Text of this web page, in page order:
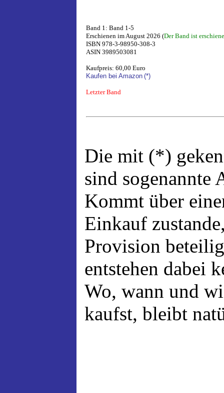
Band 1: Band 1-5
Erschienen im August 2026 (Der Band ist
ISBN 978-3-98950-308-3
ASIN 3989503081
Kaufpreis: 60,00 Euro
Kaufen bei Amazon (*)
Letzter Band
Die mit (*)
sind
Kommt über
Einkauf
Provision
entstehen dabei
Wo, wann und
kaufst, bleibt